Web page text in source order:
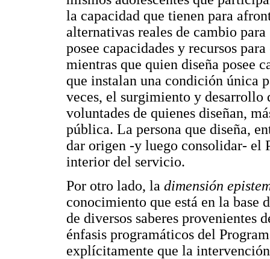
la capacidad que tienen para
alternativas reales de cambio
posee capacidades y recursos
mientras que quien diseña posee
que instalan una condición única
veces, el surgimiento y desarrollo
voluntades de quienes diseñan,
pública. La persona que diseña,
dar origen -y luego consolidar- el
interior del servicio.
Por otro lado, la dimensión
conocimiento que está en la base
de diversos saberes provenientes
énfasis programáticos del
explícitamente que la